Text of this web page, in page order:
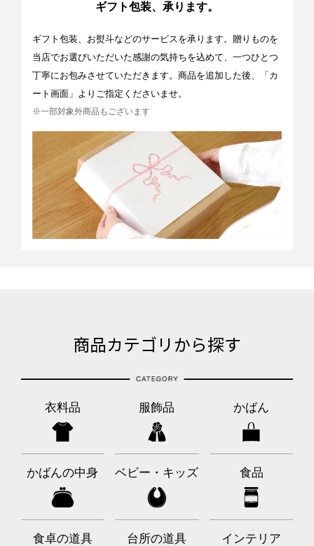
ギフト包装、承ります。
ギフト包装、お熨斗などのサービスを承ります。贈りものを
当店でお選びいただいた感謝の気持ちを込めて、一つひとつ
丁寧にお包みさせていただきます。商品を追加した後、「カ
ート画面」よりご指定くださいませ。
※一部対象外商品もございます
商品カテゴリから探す
衣料品 服飾品 かばん
かばんの中身 ベビー・キッズ 食品
食卓の道具 台所の道具 インテリア